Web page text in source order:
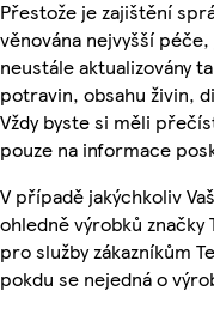
Přestože je zajištění
věnována nejvyšší
neustále aktualizovány
potravin, obsahu živin,
Vždy byste si měli
pouze na informace
V případě jakýchkoliv
ohledně výrobků
pro služby zákazníkům
pokdu se nejedná o